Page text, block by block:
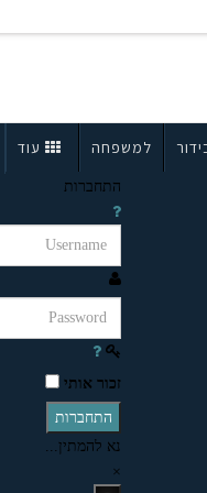
למשפחה עוד
התחברות
זכור אותי
התחברות
נא להמתין...
×